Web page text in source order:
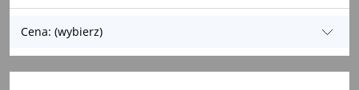
Cena: (wybierz)